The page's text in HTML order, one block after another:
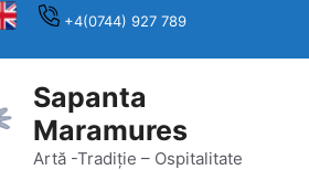
+4(0744) 927 789
Sapanta
Maramures
Artă -Tradiție – Ospitalitate